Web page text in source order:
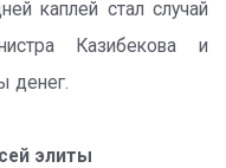
каплей стал случай
Казибекова и
денег.
элиты